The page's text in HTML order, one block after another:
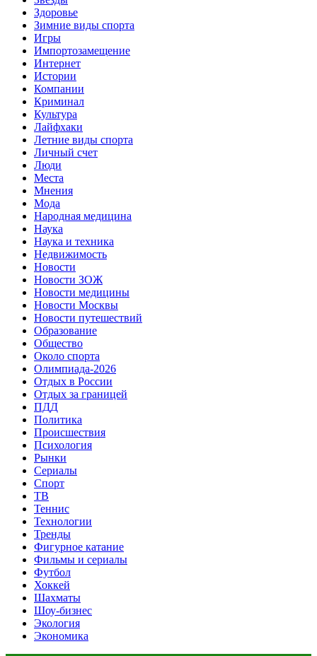
Здоровье
Зимние виды спорта
Игры
Импортозамещение
Интернет
Истории
Компании
Криминал
Культура
Лайфхаки
Летние виды спорта
Личный счет
Люди
Места
Мнения
Мода
Народная медицина
Наука
Наука и техника
Недвижимость
Новости
Новости ЗОЖ
Новости медицины
Новости Москвы
Новости путешествий
Образование
Общество
Около спорта
Олимпиада-2026
Отдых в России
Отдых за границей
ПДД
Политика
Происшествия
Психология
Рынки
Сериалы
Спорт
ТВ
Теннис
Технологии
Тренды
Фигурное катание
Фильмы и сериалы
Футбол
Хоккей
Шахматы
Шоу-бизнес
Экология
Экономика